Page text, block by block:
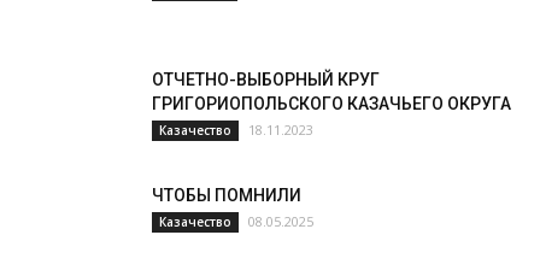
ОТЧЕТНО-ВЫБОРНЫЙ КРУГ
ГРИГОРИОПОЛЬСКОГО КАЗАЧЬЕГО ОКРУГА
Казачество 18.11.2023
ЧТОБЫ ПОМНИЛИ
Казачество 08.05.2025